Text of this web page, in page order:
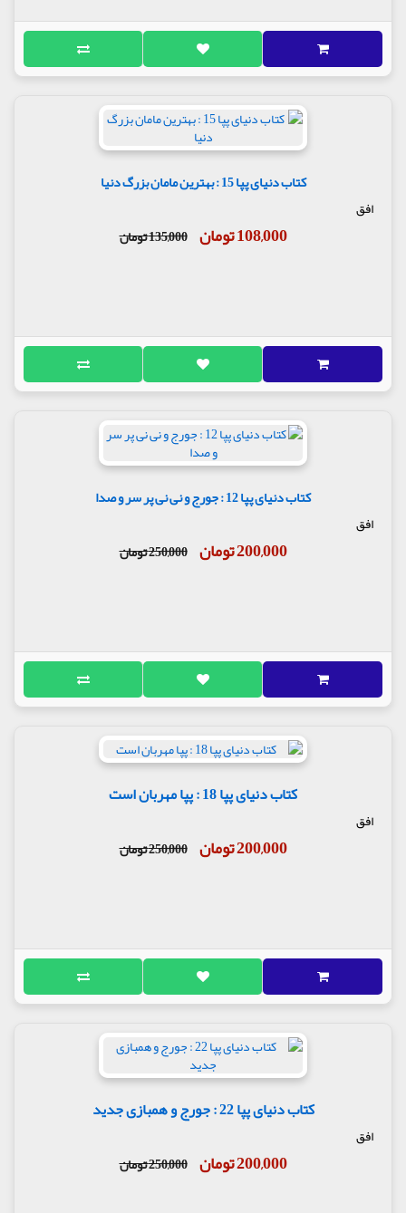
کتاب دنیای پپا 15 : بهترین مامان بزرگ دنیا
افق
108,000 تومان 135,000 تومان
کتاب دنیای پپا 12 : جورج و نی نی پر سر و صدا
افق
200,000 تومان 250,000 تومان
کتاب دنیای پپا 18 : پپا مهربان است
افق
200,000 تومان 250,000 تومان
کتاب دنیای پپا 22 : جورج و همبازی جدید
افق
200,000 تومان 250,000 تومان